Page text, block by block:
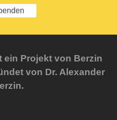
Projekt von Berzin
von Dr. Alexander